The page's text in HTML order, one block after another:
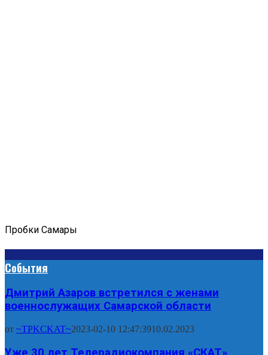
Пробки Самары
События
Дмитрий Азаров встретился с женами
военнослужащих Самарской области
от ~TPKCKAT~2023-02-10 12:47:3910.02.2023